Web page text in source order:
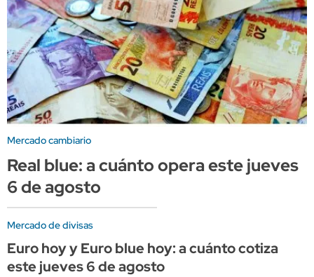
Mercado cambiario
Real blue: a cuánto opera este jueves
6 de agosto
Mercado de divisas
Euro hoy y Euro blue hoy: a cuánto cotiza
este jueves 6 de agosto